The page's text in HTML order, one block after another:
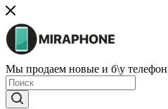
Мы продаем новые и б\у